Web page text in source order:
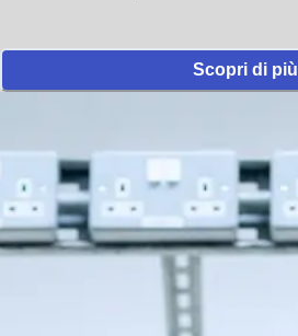
Scopri di più